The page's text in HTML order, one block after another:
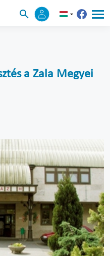
a Zala Megyei